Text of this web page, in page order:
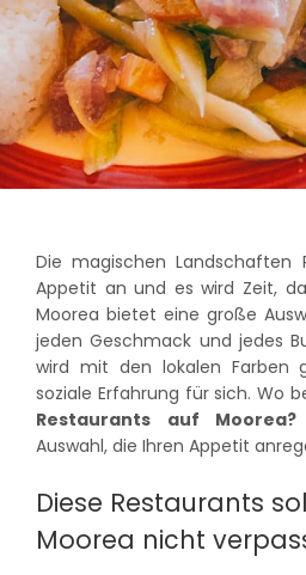
Die magischen Landschaften
Appetit an und es wird Zeit,
Moorea bietet eine große
jeden Geschmack und jedes
wird mit den lokalen Farben
soziale Erfahrung für sich. Wo
Restaurants auf Moorea?
Auswahl, die Ihren Appetit
Diese Restaurants
Moorea nicht